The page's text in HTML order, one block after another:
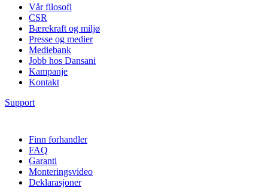
Vår filosofi
CSR
Bærekraft og miljø
Presse og medier
Mediebank
Jobb hos Dansani
Kampanje
Kontakt
Support
Finn forhandler
FAQ
Garanti
Monteringsvideo
Deklarasjoner